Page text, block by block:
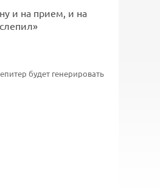
и на прием, и на
будет генерировать